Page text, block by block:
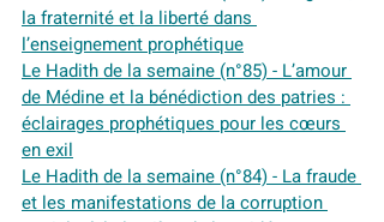
la fraternité et la liberté dans
l’enseignement prophétique
Le Hadith de la semaine (n°85) - L’amour
de Médine et la bénédiction des patries :
éclairages prophétiques pour les cœurs
en exil
Le Hadith de la semaine (n°84) - La fraude
et les manifestations de la corruption